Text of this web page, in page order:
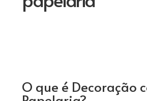
O que é Decoração